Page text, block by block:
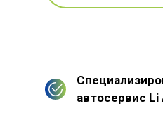
автосервис Li